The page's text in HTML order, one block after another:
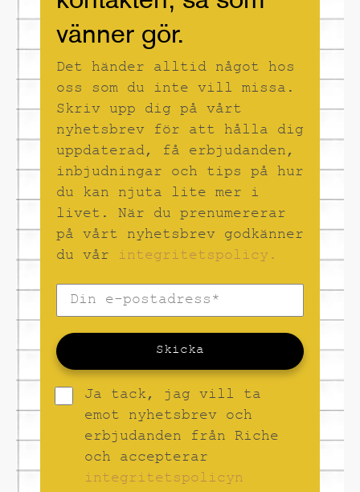
vänner gör.
Det händer alltid något hos
oss som du inte vill missa.
Skriv upp dig på vårt
nyhetsbrev för att hålla dig
uppdaterad, få erbjudanden,
inbjudningar och tips på hur
du kan njuta lite mer i
livet. När du prenumererar
på vårt nyhetsbrev godkänner
du vår integritetspolicy.
Skicka
Ja tack, jag vill ta
emot nyhetsbrev och
erbjudanden från Riche
och accepterar
integritetspolicyn